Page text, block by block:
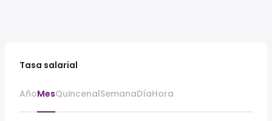
Tasa salarial
AñoMesQuincenalSemanaDíaHora